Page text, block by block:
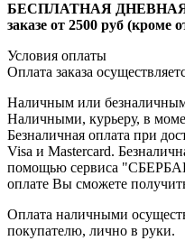
БЕСПЛАТНАЯ ДНЕВНАЯ
заказе от 2500 руб (кроме
Условия оплаты
Оплата заказа
Наличным или
Наличными, курьеру, в
Безналичная оплата при
Visa и Mastercard.
помощью сервиса
оплате Вы сможете
Оплата наличными
покупателю, лично в руки.